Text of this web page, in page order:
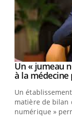
Youtube
Un « jumeau
à la
Un
matière de bilan
numérique »